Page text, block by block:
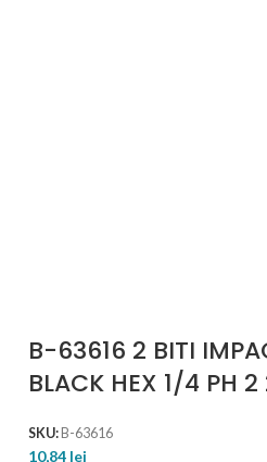
B-63616 2 BITI
BLACK HEX 1/4 PH
SKU: B-63616
10,84 lei